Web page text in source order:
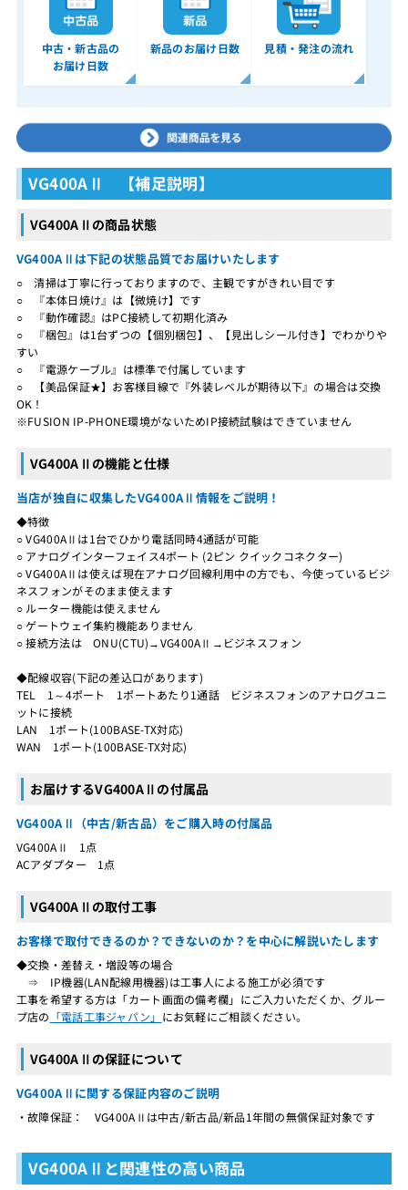
中古・新古品の
お届け日数
新品のお届け日数 見積・発注の流れ
VG400AⅡ 【補足説明】
VG400AⅡの商品状態
VG400AⅡは下記の状態品質でお届けいたします
○ 清掃は丁寧に行っておりますので、主観ですがきれい目です
○ 『本体日焼け』は【微焼け】です
○ 『動作確認』はPC接続して初期化済み
○ 『梱包』は1台ずつの【個別梱包】、【見出しシール付き】でわかりや
すい
○ 『電源ケーブル』は標準で付属しています
○ 【美品保証★】お客様目線で『外装レベルが期待以下』の場合は交換
OK！
※FUSION IP-PHONE環境がないためIP接続試験はできていません
VG400AⅡの機能と仕様
当店が独自に収集したVG400AⅡ情報をご説明！
◆特徴
○ VG400AⅡは1台でひかり電話同時4通話が可能
○ アナログインターフェイス4ポート (2ピン クイックコネクター)
○ VG400AⅡは使えば現在アナログ回線利用中の方でも、今使っているビジ
ネスフォンがそのまま使えます
○ ルーター機能は使えません
○ ゲートウェイ集約機能ありません
○ 接続方法は ONU(CTU)→VG400AⅡ→ビジネスフォン
◆配線収容(下記の差込口があります)
TEL 1～4ポート 1ポートあたり1通話 ビジネスフォンのアナログユニ
ットに接続
LAN 1ポート(100BASE-TX対応)
WAN 1ポート(100BASE-TX対応)
お届けするVG400AⅡの付属品
VG400AⅡ（中古/新古品）をご購入時の付属品
VG400AⅡ 1点
ACアダプター 1点
VG400AⅡの取付工事
お客様で取付できるのか？できないのか？を中心に解説いたします
◆交換・差替え・増設等の場合
⇒ IP機器(LAN配線用機器)は工事人による施工が必須です
工事を希望する方は「カート画面の備考欄」にご入力いただくか、グルー
プ店の 「電話工事ジャパン」 にお気軽にご相談ください。
VG400AⅡの保証について
VG400AⅡに関する保証内容のご説明
・故障保証： VG400AⅡは中古/新古品/新品1年間の無償保証対象です
VG400AⅡと関連性の高い商品